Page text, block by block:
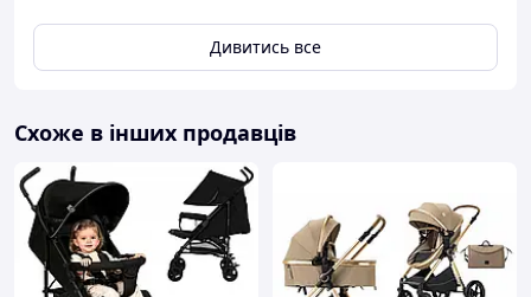
Дивитись все
Схоже в інших продавців